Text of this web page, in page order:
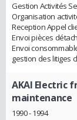
Gestion Activités
Organisation
Reception Appel
Envoi pièces
Envoi
gestion des litiges
AKAI Electric
maintenance
1990 - 1994